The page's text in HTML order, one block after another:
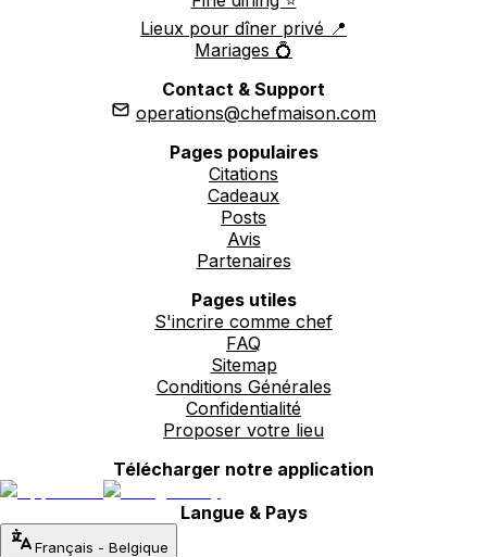
Lieux pour dîner privé 📍
Mariages 💍
Contact & Support
operations@chefmaison.com
Pages populaires
Citations
Cadeaux
Posts
Avis
Partenaires
Pages utiles
S'incrire comme chef
FAQ
Sitemap
Conditions Générales
Confidentialité
Proposer votre lieu
Télécharger notre application
Langue & Pays
Français - Belgique